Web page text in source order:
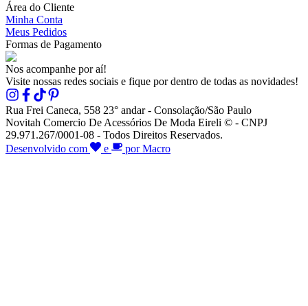
Área do Cliente
Minha Conta
Meus Pedidos
Formas de Pagamento
Nos acompanhe por aí!
Visite nossas redes sociais e fique por dentro de todas as novidades!
Rua Frei Caneca, 558 23° andar - Consolação/São Paulo
Novitah Comercio De Acessórios De Moda Eireli © - CNPJ
29.971.267/0001-08 - Todos Direitos Reservados.
Desenvolvido com
e por Macro